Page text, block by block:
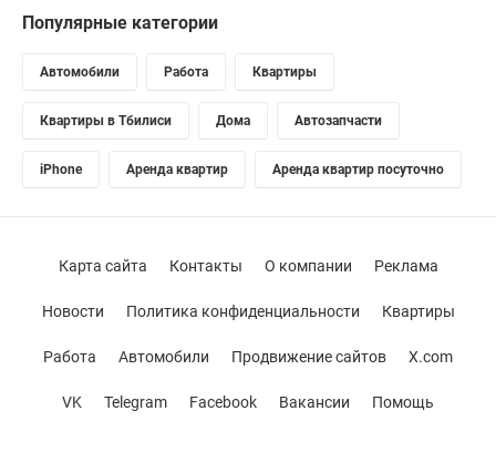
Популярные категории
Автомобили Работа Квартиры
Квартиры в Тбилиси Дома Автозапчасти
iPhone Аренда квартир Аренда квартир посуточно
Карта сайта Контакты О компании Реклама
Новости Политика конфиденциальности Квартиры
Работа Автомобили Продвижение сайтов X.com
VK Telegram Facebook Вакансии Помощь